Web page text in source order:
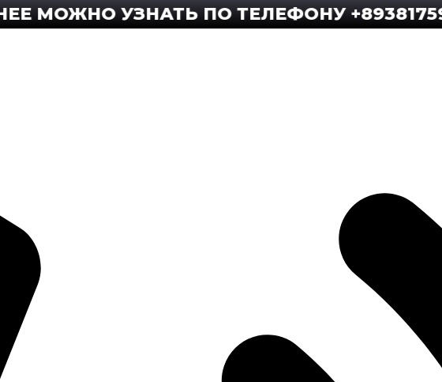
УЗНАТЬ ПО ТЕЛЕФОНУ +89381759592